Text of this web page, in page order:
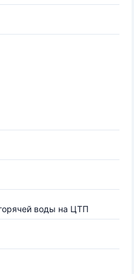
воды на ЦТП